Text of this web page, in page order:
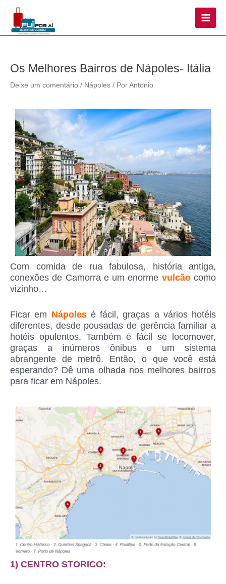
Main
Os Melhores Bairros de Nápoles- Itália
Deixe um comentário / Nápoles / Por Antonio
Com comida de rua fabulosa, história antiga,
conexões de Camorra e um enorme vulcãocomo
vizinho…
Ficar em Nápolesé fácil, graças a vários hotéis
diferentes, desde pousadas de gerência familiar a
hotéis opulentos. Também é fácil se locomover,
graças a inúmeros ônibus e um sistema
abrangente de metrô. Então, o que você está
esperando? Dê uma olhada nos melhores bairros
para ficar em Nápoles.
1) CENTRO STORICO: